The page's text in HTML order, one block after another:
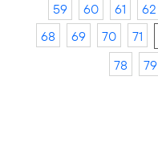
59
60 61 62
68
69 70 71
78
79